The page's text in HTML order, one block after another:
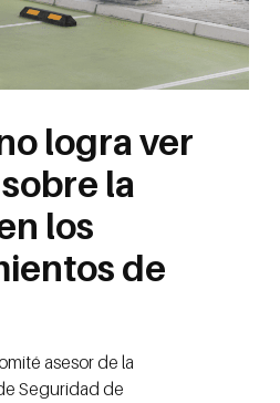
logra ver
la
los
de
asesor de la
Seguridad de